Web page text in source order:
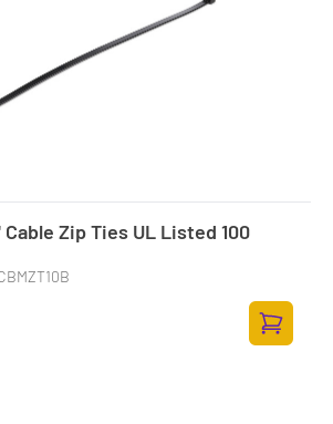
Cable Zip Ties UL Listed 100
Zum